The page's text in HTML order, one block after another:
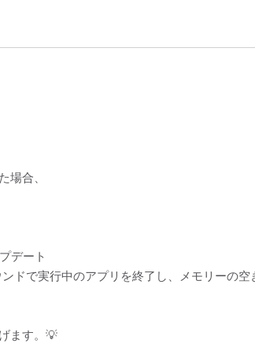
場合、
デート
ドで実行中のアプリを終了し、メモリーの空
ます。💡